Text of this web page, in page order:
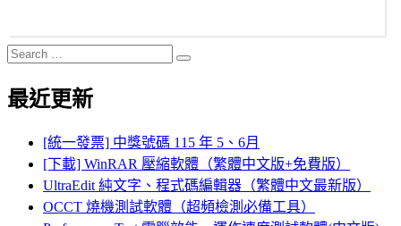
Search
for:
Search
最近更新
[統一發票] 中獎號碼 115 年 5、6月
[下載] WinRAR 壓縮軟體（繁體中文版+免費版）
UltraEdit 純文字、程式碼編輯器（繁體中文最新版）
OCCT 燒機測試軟體（超頻檢測必備工具）